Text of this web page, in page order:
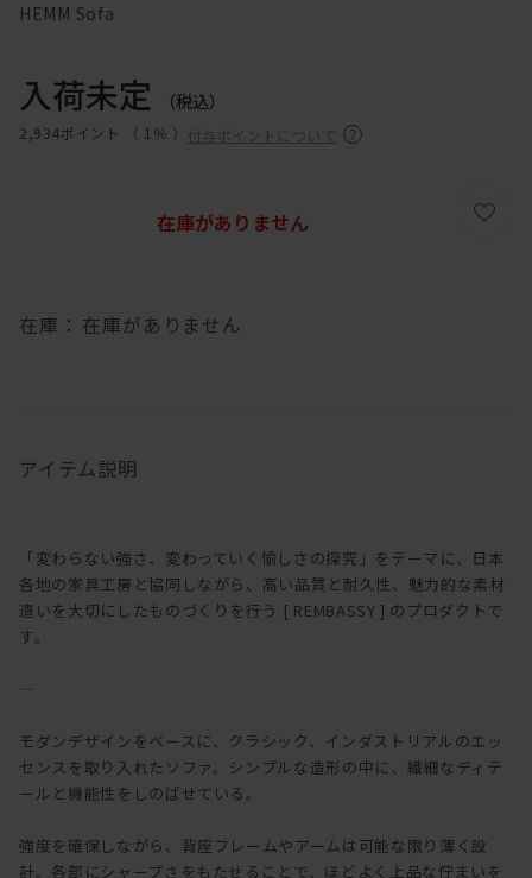
HEMM Sofa
入荷未定 （税込）
2,934ポイント （ 1％ ） 付与ポイントについて
在庫： 在庫がありません
在庫がありません
アイテム説明
「変わらない強さ、変わっていく愉しさの探究」をテーマに、日本
各地の家具工房と協同しながら、高い品質と耐久性、魅力的な素材
遣いを大切にしたものづくりを行う [ REMBASSY ] のプロダクトで
す。
モダンデザインをベースに、クラシック、インダストリアルのエッ
センスを取り入れたソファ。シンプルな造形の中に、繊細なディテ
ールと機能性をしのばせている。
強度を確保しながら、背座フレームやアームは可能な限り薄く設
計。各部にシャープさをもたせることで、ほどよく上品な佇まいを